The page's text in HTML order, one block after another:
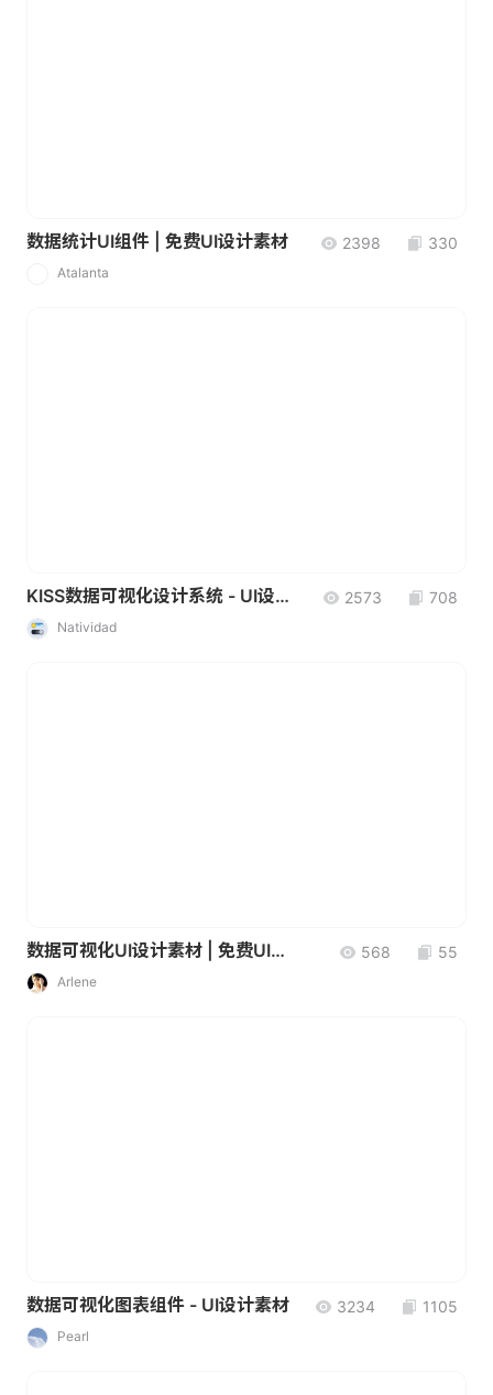
数据统计UI组件 | 免费UI设计素材 2398 330
Atalanta
KISS数据可视化设计系统 - UI设计素材 2573 708
Natividad
数据可视化UI设计素材 | 免费UI模板 568 55
Arlene
数据可视化图表组件 - UI设计素材 3234 1105
Pearl